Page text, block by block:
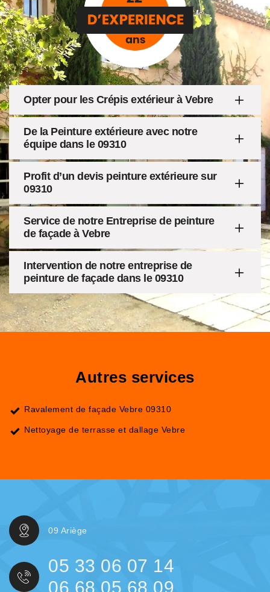
Opter pour les Crépis extérieur à Vebre
De la Peinture extérieure avec notre
équipe dans le 09310
Profit d’un devis peinture extérieure sur
09310
Service de notre Entreprise de peinture
de façade à Vebre
Intervention de notre entreprise de
peinture de façade dans le 09310
Autres services
Ravalement de façade Vebre 09310
Nettoyage de terrasse et dallage Vebre
09 Ariège
05 33 06 07 14
06 68 05 68 09